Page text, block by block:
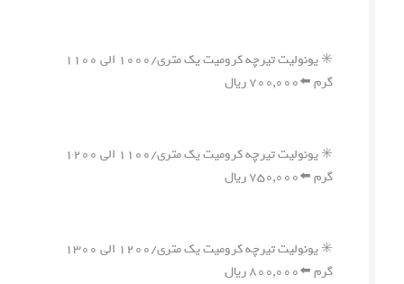
✳️ یونولیت تیرچه کرومیت یک متری/۱۰۰۰ الی ۱۱۰۰
گرم ⬅️۷۰۰,۰۰۰ ریال
✳️ یونولیت تیرچه کرومیت یک متری/۱۱۰۰ الی ۱۲۰۰
گرم ⬅️۷۵۰,۰۰۰ ریال
✳️ یونولیت تیرچه کرومیت یک متری/۱۲۰۰ الی ۱۳۰۰
گرم ⬅️۸۰۰,۰۰۰ ریال